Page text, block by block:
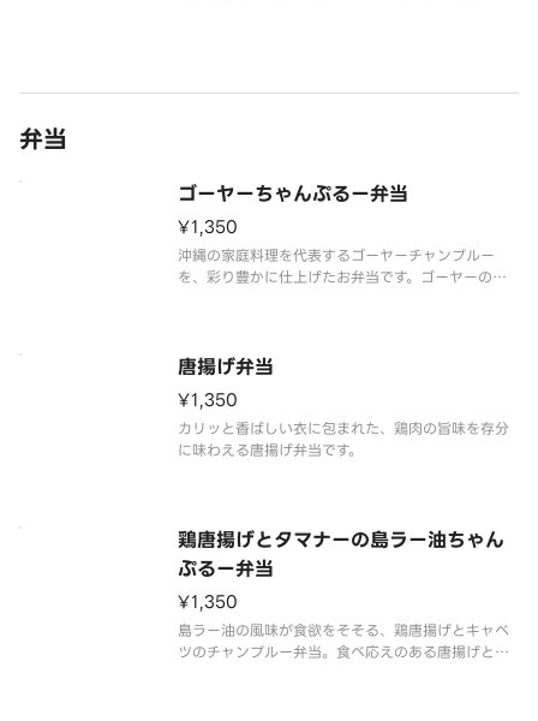
弁当
ゴーヤーちゃんぷるー弁当
¥1,350
沖縄の家庭料理を代表するゴーヤーチャンプルー
を、彩り豊かに仕上げたお弁当です。ゴーヤーのほ
唐揚げ弁当
¥1,350
カリッと香ばしい衣に包まれた、鶏肉の旨味を存分
に味わえる唐揚げ弁当です。
鶏唐揚げとタマナーの島ラー油ちゃん
ぷるー弁当
¥1,350
島ラー油の風味が食欲をそそる、鶏唐揚げとキャベ
ツのチャンプルー弁当。食べ応えのある唐揚げと野